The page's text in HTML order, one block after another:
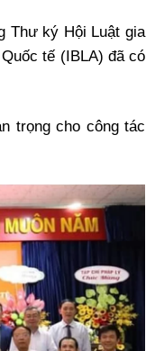
Thư ký Hội Luật gia
tế (IBLA) đã có
trọng cho công tác